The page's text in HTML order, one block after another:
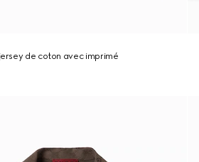
de coton avec imprimé